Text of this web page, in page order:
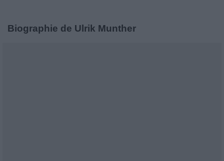
Biographie de Ulrik Munther